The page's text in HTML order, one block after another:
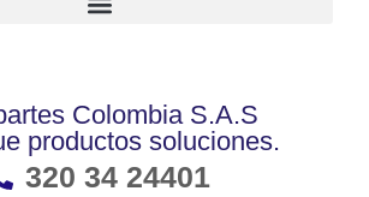
Colombia S.A.S
productos soluciones.
320 34 24401